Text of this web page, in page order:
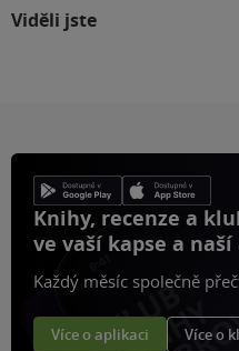
Viděli jste
Knihy, recenze a
ve vaší kapse a naší
Každý měsíc společně
Více o aplikaci Více o